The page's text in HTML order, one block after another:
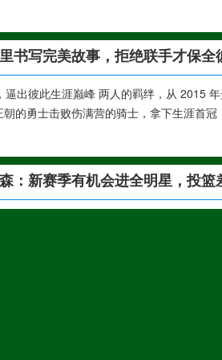
书写完美故事，拒绝联手才保全
出彼此生涯巅峰 两人的羁绊，从 2015
的勇士击败伤满营的骑士，拿下生涯首冠
：新赛季有机会进全明星，投篮